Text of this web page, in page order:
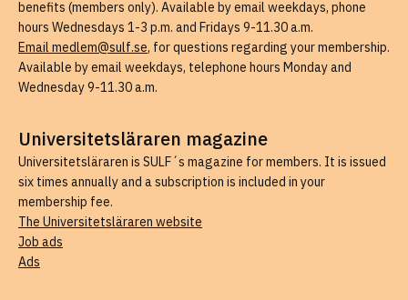
benefits (members only). Available by email weekdays, phone
hours Wednesdays 1-3 p.m. and Fridays 9-11.30 a.m.
Email medlem@sulf.se, for questions regarding your membership.
Available by email weekdays, telephone hours Monday and
Wednesday 9-11.30 a.m.
Universitetsläraren magazine
Universitetsläraren is SULF´s magazine for members. It is issued
six times annually and a subscription is included in your
membership fee.
The Universitetsläraren website
Job ads
Ads